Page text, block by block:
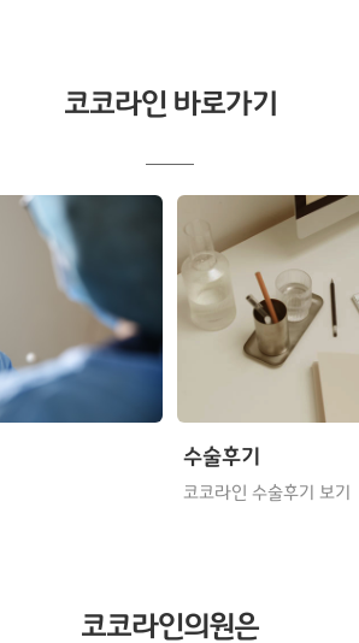
코코라인 바로가기
수술후기
코코라인 수술후기 보기
코코라인의원은